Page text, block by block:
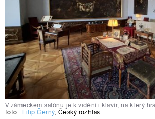
V zámeckém salónu je k vidění i klavír, na který
foto: Filip Černý, Český rozhlas